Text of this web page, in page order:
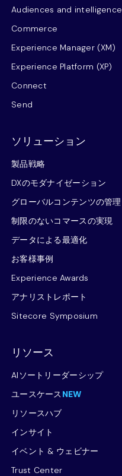
Audiences and intelligence
Commerce
Experience Manager (XM)
Experience Platform (XP)
Connect
Send
ソリューション
製品戦略
DXのモダナイゼーション
グローバルコンテンツの管理
制限のないコマースの実現
データによる最適化
お客様事例
Experience Awards
アナリストレポート
Sitecore Symposium
リソース
AIソートリーダーシップ
ユースケース NEW
リソースハブ
インサイト
イベント & ウェビナー
Trust Center